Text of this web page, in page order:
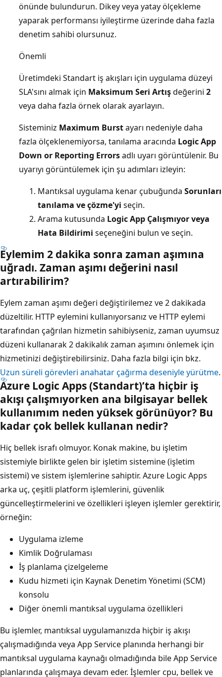
önünde bulundurun. Dikey veya yatay ölçekleme
yaparak performansı iyileştirme üzerinde daha fazla
denetim sahibi olursunuz.
Önemli
Üretimdeki Standart iş akışları için uygulama düzeyi
SLA'sını almak için Maksimum Seri Artışdeğerini 2
veya daha fazla örnek olarak ayarlayın.
Sisteminiz Maximum Burstayarı nedeniyle daha
fazla ölçeklenemiyorsa, tanılama aracında Logic App
Down or Reporting Errorsadlı uyarı görüntülenir. Bu
uyarıyı görüntülemek için şu adımları izleyin:
Mantıksal uygulama kenar çubuğunda Sorunları
tanılama ve çözme'yi seçin.
Arama kutusunda Logic App Çalışmıyor veya
Hata Bildirimi seçeneğini bulun ve seçin.
Eylemim 2 dakika sonra zaman aşımına
uğradı. Zaman aşımı değerini nasıl
artırabilirim?
Eylem zaman aşımı değeri değiştirilemez ve 2 dakikada
düzeltilir. HTTP eylemini kullanıyorsanız ve HTTP eylemi
tarafından çağrılan hizmetin sahibiyseniz, zaman uyumsuz
düzeni kullanarak 2 dakikalık zaman aşımını önlemek için
hizmetinizi değiştirebilirsiniz. Daha fazla bilgi için bkz.
Uzun süreli görevleri anahatar çağırma deseniyle yürütme.
Azure Logic Apps (Standart)’ta hiçbir iş
akışı çalışmıyorken ana bilgisayar bellek
kullanımım neden yüksek görünüyor? Bu
kadar çok bellek kullanan nedir?
Hiç bellek israfı olmuyor. Konak makine, bu işletim
sistemiyle birlikte gelen bir işletim sistemine (işletim
sistemi) ve sistem işlemlerine sahiptir. Azure Logic Apps
arka uç, çeşitli platform işlemlerini, güvenlik
güncelleştirmelerini ve özellikleri işleyen işlemler gerektirir,
örneğin:
Uygulama izleme
Kimlik Doğrulaması
İş planlama çizelgeleme
Kudu hizmeti için Kaynak Denetim Yönetimi (SCM)
konsolu
Diğer önemli mantıksal uygulama özellikleri
Bu işlemler, mantıksal uygulamanızda hiçbir iş akışı
çalışmadığında veya App Service planında herhangi bir
mantıksal uygulama kaynağı olmadığında bile App Service
planlarında çalışmaya devam eder. İşlemler cpu, bellek ve